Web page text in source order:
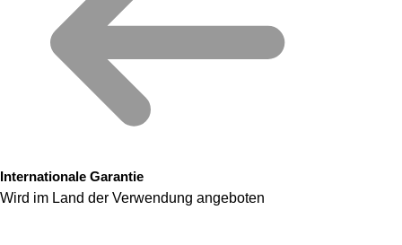
Internationale Garantie
Wird im Land der Verwendung angeboten